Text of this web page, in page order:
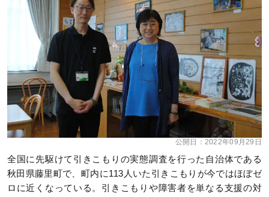
公開日： 2022年09月29日
全国に先駆けて引きこもりの実態調査を行った自治体である
秋田県藤里町で、町内に113人いた引きこもりが今ではほぼゼ
ロに近くなっている。引きこもりや障害者を単なる支援の対